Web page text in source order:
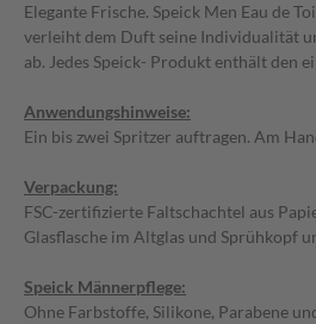
Elegante Frische. Speick Men Eau de
verleiht dem Duft seine Individualität
ab. Jedes Speick- Produkt enthält den
Anwendungshinweise:
Ein bis zwei Spritzer auftragen. Am
Verpackung:
FSC-zertifizierte Faltschachtel aus
Glasflasche im Altglas und Sprühkopf
Speick Männerpflege:
Ohne Farbstoffe, Silikone, Parabene